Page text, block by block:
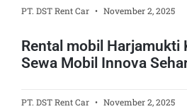
PT. DST Rent Car November 2, 2025
Rental mobil Harjamukti
Sewa Mobil Innova
PT. DST Rent Car November 2, 2025